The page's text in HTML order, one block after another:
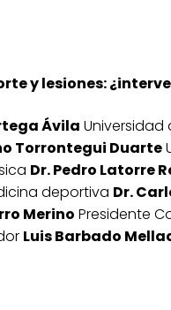
y lesiones:
Ávila Universidad
Torrontegui Duarte
Dr. Pedro Latorre
deportiva Dr.
Merino Presidente
Luis Barbado